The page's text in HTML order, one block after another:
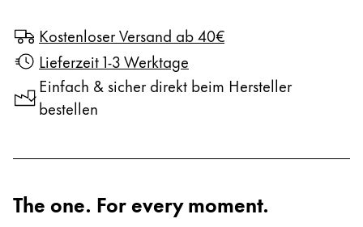
Werbeartikel Shop
DE/AT
English
Naher Osten
Diese Region enthält Länder mit den Sprachen,
Ozeanien
Registrieren
Registrieren
Kostenloser Versand ab 40€
Lieferzeit 1-3 Werktage
Einfach & sicher direkt beim Hersteller
bestellen
The one. For every moment.